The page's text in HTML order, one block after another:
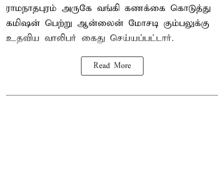
ராமநாதபுரம் அருகே வங்கி கணக்கை கொடுத்து
கமிஷன் பெற்று ஆன்லைன் மோசடி கும்பலுக்கு
உதவிய வாலிபர் கைது செய்யப்பட்டார்.
Read More